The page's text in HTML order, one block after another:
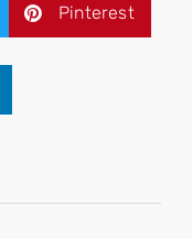
Pinterest